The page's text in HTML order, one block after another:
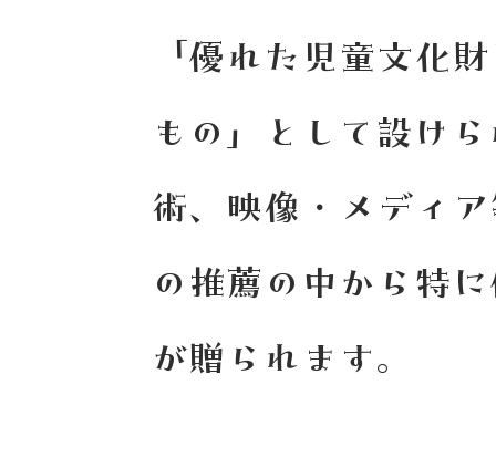
「優れた児童文化
もの」として設け
術、映像・メディ
の推薦の中から特
が贈られます。